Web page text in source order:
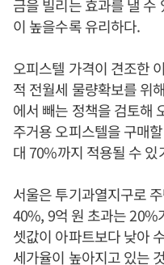
금을 빌리는 효과를 낼 수
이 높을수록 유리하다.
오피스텔 가격이 견조한
적 전월세 물량확보를 위
에서 빼는 정책을 검토해
주거용 오피스텔을 구매
대 70%까지 적용될 수 있
서울은 투기과열지구로
40%, 9억 원 초과는 20%
셋값이 아파트보다 낮아
세가율이 높아지고 있는